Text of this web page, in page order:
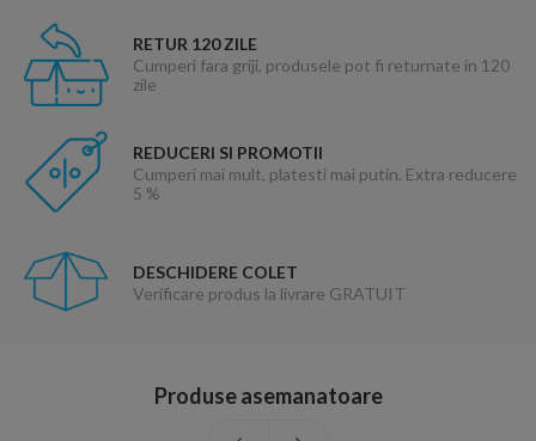
RETUR 120 ZILE
Cumperi fara griji, produsele pot fi returnate in 120
zile
REDUCERI SI PROMOTII
Cumperi mai mult, platesti mai putin. Extra reducere
5 %
DESCHIDERE COLET
Verificare produs la livrare GRATUIT
Produse asemanatoare